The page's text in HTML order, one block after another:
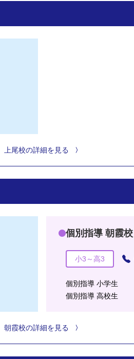
上尾校の詳細を見る
個別指導 朝霞校
小3～高3
個別指導 小学生
個別指導 高校生
朝霞校の詳細を見る